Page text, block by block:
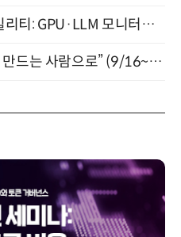
[올쇼TV] AI 시대의 옵저버빌리티: GPU·LLM 모니터링부터 AI 기반 장애 대응까지 (8/11 생방송)
“AI에게 묻는 사람에서, AI로 만드는 사람으로” (9/16~17)